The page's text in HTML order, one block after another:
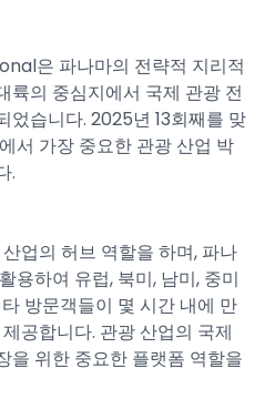
은 파나마의 전략적 지리적
륙의 중심지에서 국제 관광 전
었습니다. 2025년 13회째를 맞
서 가장 중요한 관광 산업 박
.
업의 허브 역할을 하며, 파나
용하여 유럽, 북미, 남미, 중미
방문객들이 몇 시간 내에 만
공합니다. 관광 산업의 국제
을 위한 중요한 플랫폼 역할을